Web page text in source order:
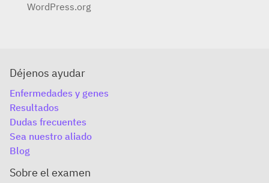
WordPress.org
Déjenos ayudar
Enfermedades y genes
Resultados
Dudas frecuentes
Sea nuestro aliado
Blog
Sobre el examen